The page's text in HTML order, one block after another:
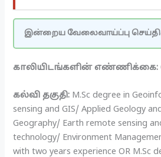
இன்றைய வேலைவாய்ப்பு
காலியிடங்களின் எண்ணிக்கை:
கல்வி தகுதி: M.Sc degree in
sensing and GIS/ Applied Geology
Geography/ Earth remote sensing
technology/ Environment
with two years experience OR M.Sc